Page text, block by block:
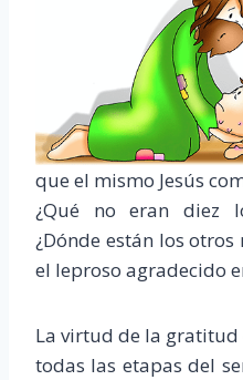
que el mismo Jesús
¿Qué no eran diez
¿Dónde están los otros
el leproso agradecido
La virtud de la gratitud
todas las etapas del